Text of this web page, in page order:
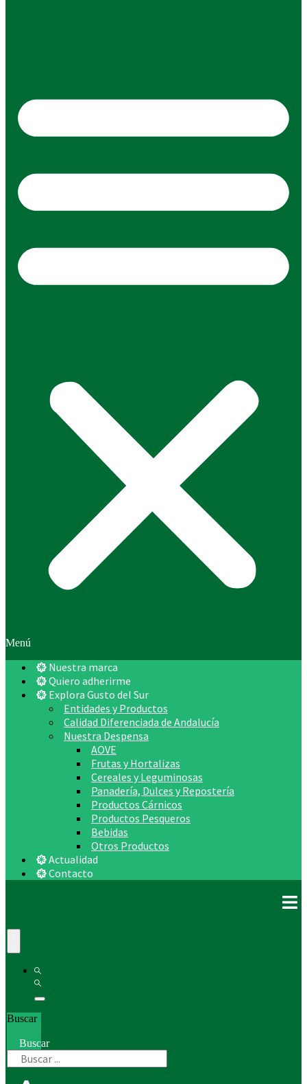
Menú
Nuestra marca
Quiero adherirme
Explora Gusto del Sur
Entidades y Productos
Calidad Diferenciada de Andalucía
Nuestra Despensa
AOVE
Frutas y Hortalizas
Cereales y Leguminosas
Panadería, Dulces y Repostería
Productos Cárnicos
Productos Pesqueros
Bebidas
Otros Productos
Actualidad
Contacto
Buscar
Buscar